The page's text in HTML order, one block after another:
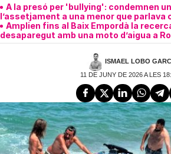
A la presó per 'bullying': condemnen
l’assetjament a una menor que
Amplien fins al Baix Empordà la
desaparegut amb una moto d’aigua a
ISMAEL LOBO
11 DE JUNY DE 2026 A LES